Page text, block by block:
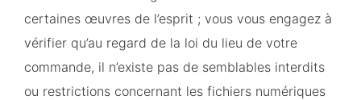
certaines œuvres de l’esprit ; vous vous engagez à
vérifier qu’au regard de la loi du lieu de votre
commande, il n’existe pas de semblables interdits
ou restrictions concernant les fichiers numériques